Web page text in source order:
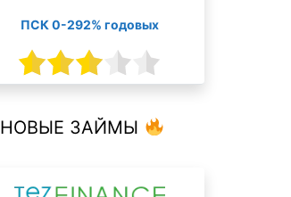
ПСК 0-292% годовых
НОВЫЕ ЗАЙМЫ